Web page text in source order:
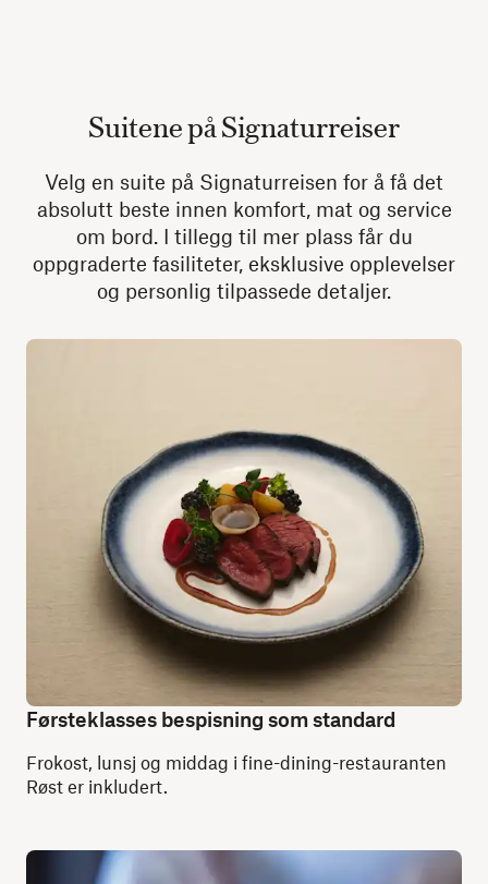
Suitene på Signaturreiser
Velg en suite på Signaturreisen for å få det
absolutt beste innen komfort, mat og service
om bord. I tillegg til mer plass får du
oppgraderte fasiliteter, eksklusive opplevelser
og personlig tilpassede detaljer.
Førsteklasses bespisning som standard
Frokost, lunsj og middag i fine-dining-restauranten
Røst er inkludert.